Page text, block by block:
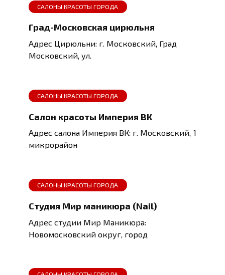
САЛОНЫ КРАСОТЫ ГОРОДА
Град-Московская цирюльня
Адрес Цирюльни: г. Московский, Град
Московский, ул.
САЛОНЫ КРАСОТЫ ГОРОДА
Салон красоты Империя ВК
Адрес салона Империя ВК: г. Московский, 1
микрорайон
САЛОНЫ КРАСОТЫ ГОРОДА
Студия Мир маникюра (Nail)
Адрес студии Мир Маникюра:
Новомосковский округ, город